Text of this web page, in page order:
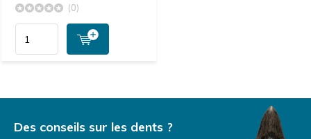
(0)
Des conseils sur les dents ?